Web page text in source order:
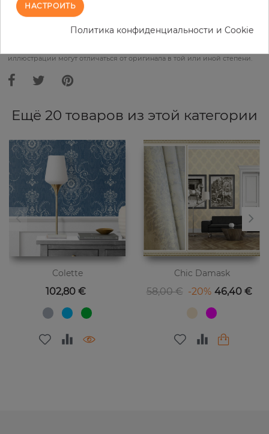
ЗАКАЗАТЬ ОБРАЗЕЦ
иллюстрации могут отличаться от оригинала в той или иной степени.
Ещё 20 товаров из этой категории
Colette
Цена
102,80 €
Chic Damask
Базовая цена
58,00 € -20%
Цена 46,40 €
НАСТРОИТЬ
Политика конфиденциальности и Cookie